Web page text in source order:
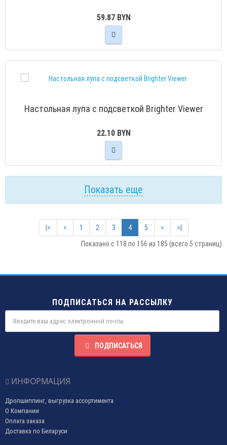
59.87 BYN
Настольная лупа с подcветкой Brighter Viewer
22.10 BYN
Показать еще
|< < 1 2 3 4 5 >
>|
Показано с 118 по 156 из 185 (всего 5 страниц)
ПОДПИСАТЬСЯ НА РАССЫЛКУ
ПОДПИСАТЬСЯ
ИНФОРМАЦИЯ
Дропшиппинг, выгрузка ассортимента
О Компании
Оплата заказа
Доставка по Беларуси